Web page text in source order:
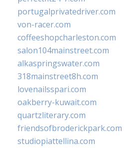
portugalprivatedriver.com
von-racer.com
coffeeshopcharleston.com
salon104mainstreet.com
alkaspringswater.com
318mainstreet8h.com
lovenailsspari.com
oakberry-kuwait.com
quartzliterary.com
friendsofbroderickpark.com
studiopiattellina.com